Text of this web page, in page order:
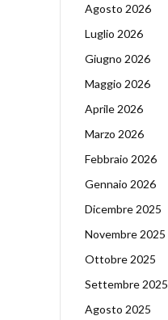
Agosto 2026
Luglio 2026
Giugno 2026
Maggio 2026
Aprile 2026
Marzo 2026
Febbraio 2026
Gennaio 2026
Dicembre 2025
Novembre 2025
Ottobre 2025
Settembre 2025
Agosto 2025